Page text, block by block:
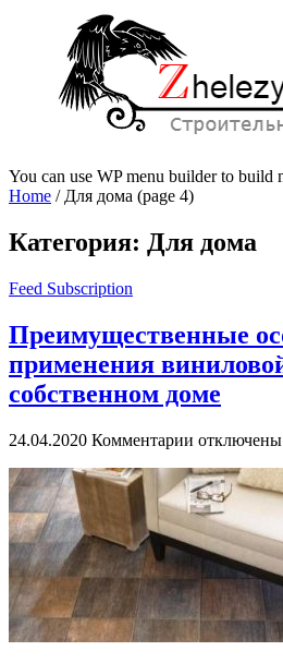
You can use WP menu builder to build
Home /Для дома (page 4)
Категория: Для дома
Feed Subscription
Преимущественные
применения
собственном доме
24.04.2020 Комментарии к
применения
виниловой
плитки
в
собственном
доме
отключены